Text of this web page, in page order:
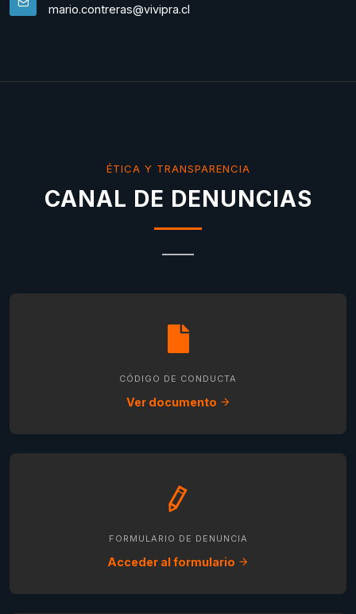
mario.contreras@vivipra.cl
ÉTICA Y TRANSPARENCIA
CANAL DE DENUNCIAS
CÓDIGO DE CONDUCTA
Ver documento
FORMULARIO DE DENUNCIA
Acceder al formulario